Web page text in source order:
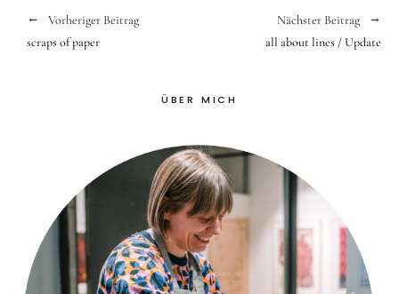
Vorheriger Beitrag
scraps of paper
Nächster Beitrag
all about lines / Update
ÜBER MICH